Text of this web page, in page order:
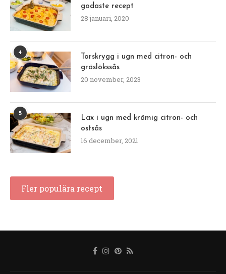
godaste recept
28 januari, 2020
4
Torskrygg i ugn med citron- och
gräslökssås
20 november, 2023
5
Lax i ugn med krämig citron- och
ostsås
16 december, 2021
Fler populära recept